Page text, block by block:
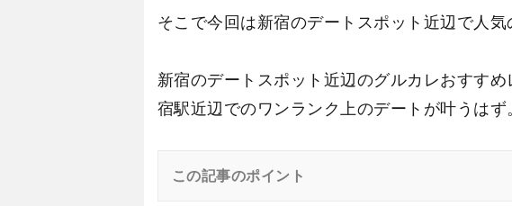
そこで今回は新宿のデートスポット近辺で人
新宿のデートスポット近辺のグルカレおすすめ
宿駅近辺でのワンランク上のデートが叶うはず
この記事のポイント